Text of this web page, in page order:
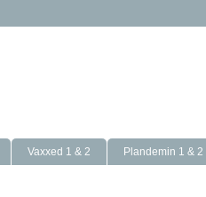
Vaxxed 1 & 2 Plandemin 1 & 2